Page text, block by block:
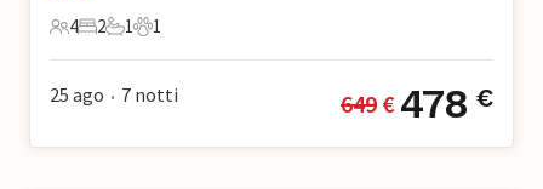
4 Ospiti
4
2 Camere da letto
2
1 Bagno
1
1 Animale domestico
1
25 ago • 7 notti 649 € 478 €